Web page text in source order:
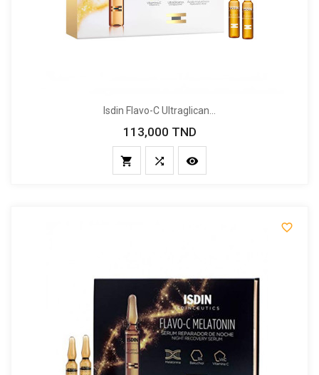
Isdin Flavo-C Ultraglican...
Prix
113,000 TND
  
